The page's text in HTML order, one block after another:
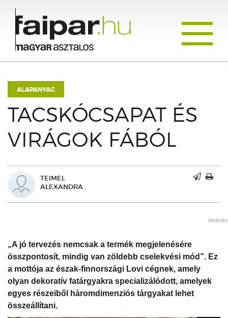
ALAPANYAG
TACSKÓCSAPAT ÉS
VIRÁGOK FÁBÓL
TEIMEL
ALEXANDRA
hirdetés
„A jó tervezés nemcsak a termék megjelenésére
összpontosít, mindig van zöldebb cselekvési mód”. Ez
a mottója az észak-finnországi Lovi cégnek, amely
olyan dekoratív fatárgyakra specializálódott, amelyek
egyes részeiből háromdimenziós tárgyakat lehet
összeállítani.